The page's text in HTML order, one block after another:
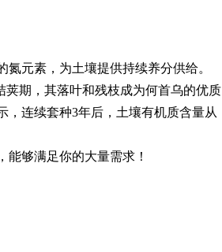
元素，为土壤提供持续养分供给。
荚期，其落叶和残枝成为何首乌的优质
，连续套种3年后，土壤有机质含量从
够满足你的大量需求！